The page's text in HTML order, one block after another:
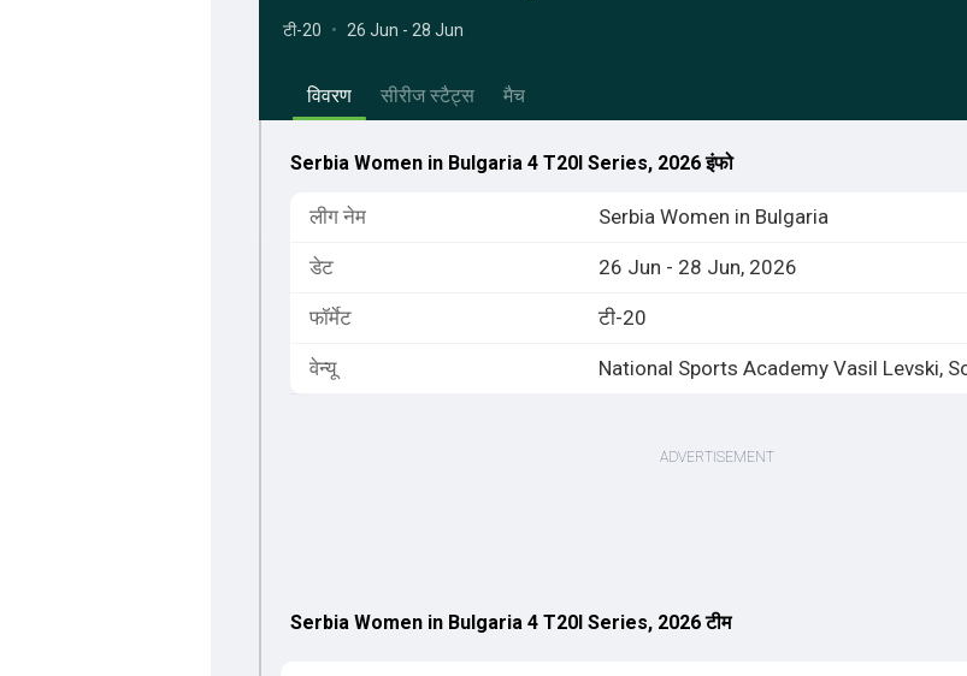
टी-20 • 26 Jun - 28 Jun
विवरण सीरीज स्टैट्स मैच
Serbia Women in Bulgaria 4 T20I Series, 2026 इंफो
लीग नेम Serbia Women in Bulgaria
डेट 26 Jun - 28 Jun, 2026
फॉर्मेट टी-20
वेन्यू National Sports Academy Vasil Levski,
Serbia Women in Bulgaria 4 T20I Series, 2026 टीम